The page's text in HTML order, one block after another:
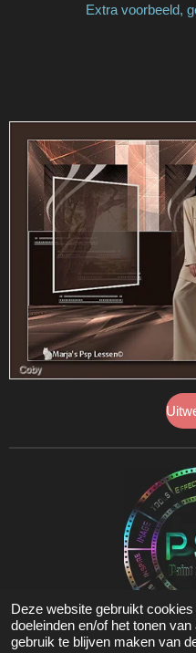
Deze website gebruikt
doeleinden en/of het tonen
gebruik te blijven maken van
Extra voorbeeld,